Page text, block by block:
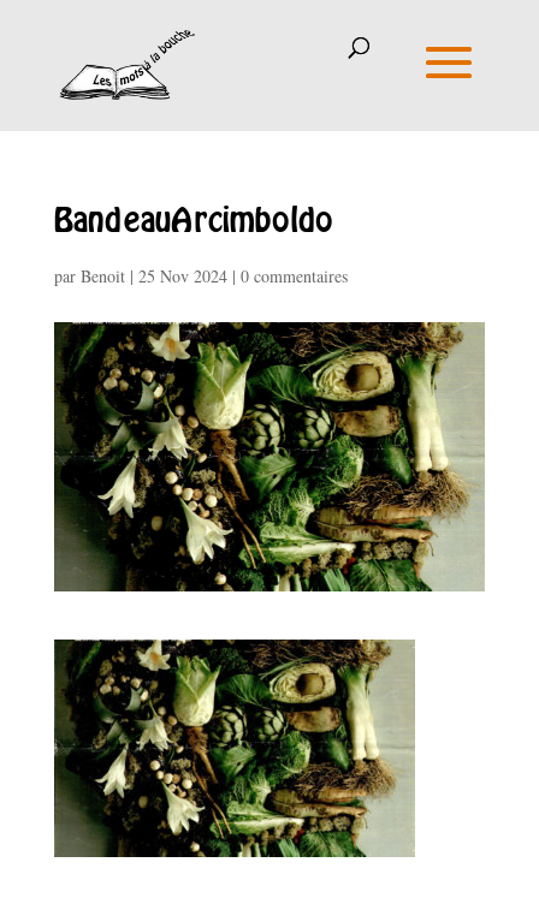
BandeauArcimboldo
par Benoit| 25 Nov 2024| 0 commentaires